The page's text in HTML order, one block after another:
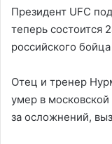
Президент UFC
теперь состоится
российского бойца
Отец и тренер
умер в
за осложнений,